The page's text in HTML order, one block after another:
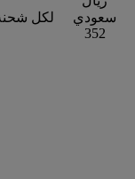
لكل
سعودي
352